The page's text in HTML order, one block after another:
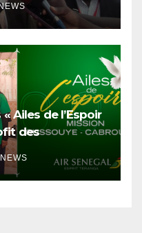
Ailes de l’Espoir
des
et de Cabrousse